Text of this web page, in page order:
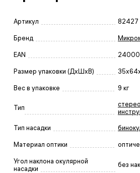
Артикул 82427
Бренд
EAN
Размер упаковки (ДxШxВ)
Вес в упаковке 9 кг
Тип
Тип насадки
Материал оптики
Угол наклона окулярной
насадки
без